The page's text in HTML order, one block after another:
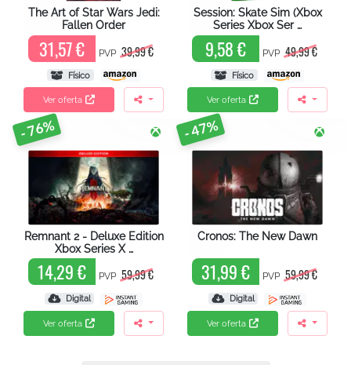
The Art of Star Wars Jedi:
Fallen Order
31,57 € PVP 39,99 €
Físico
Ver oferta
Session: Skate Sim (Xbox
Series Xbox Ser …
9,58 € PVP 49,99 €
Físico
Ver oferta
- 76%
Remnant 2 - Deluxe Edition
Xbox Series X …
14,29 € PVP 59,99 €
Digital
Ver oferta
- 47%
Cronos: The New Dawn
31,99 € PVP 59,99 €
Digital
Ver oferta